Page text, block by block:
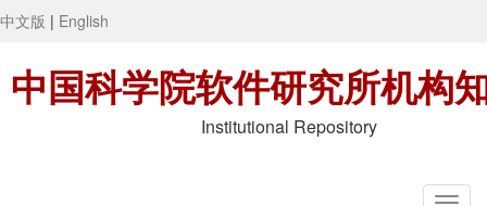
中文版 | English
中国科学院软件研究所机构
Institutional Repository